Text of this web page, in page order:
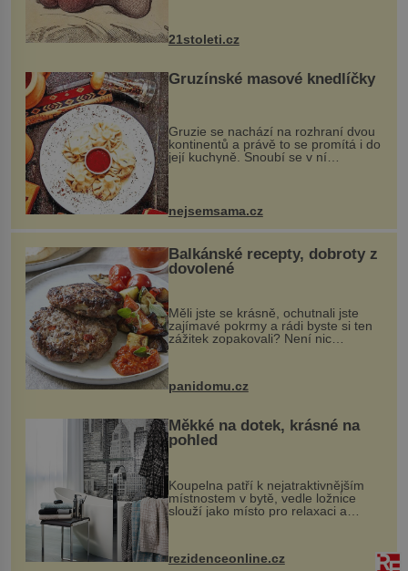
nohou, a způsobuje bole...
21stoleti.cz
Gruzínské masové knedlíčky
Gruzie se nachází na rozhraní dvou
kontinentů a právě to se promítá i do
její kuchyně. Snoubí se v ní
evropské a asijské chutě a díky tomu
vznikají rozmanité a chuťově bohaté
pokrmy, které rozhodně st...
nejsemsama.cz
Balkánské recepty, dobroty z
dovolené
Měli jste se krásně, ochutnali jste
zajímavé pokrmy a rádi byste si ten
zážitek zopakovali? Není nic
snazšího. Pljeskavica (10 porcí)
Možná jste ji ochutnali na dovolené v
bývalé Jugoslávii, lze ji vi...
panidomu.cz
Měkké na dotek, krásné na
pohled
Koupelna patří k nejatraktivnějším
místnostem v bytě, vedle ložnice
slouží jako místo pro relaxaci a
odpočinek. Koupelnový textil –
ručníky, osušky a koberečky –
mohou jako mávnutím kouzelného
proutku...
rezidenceonline.cz